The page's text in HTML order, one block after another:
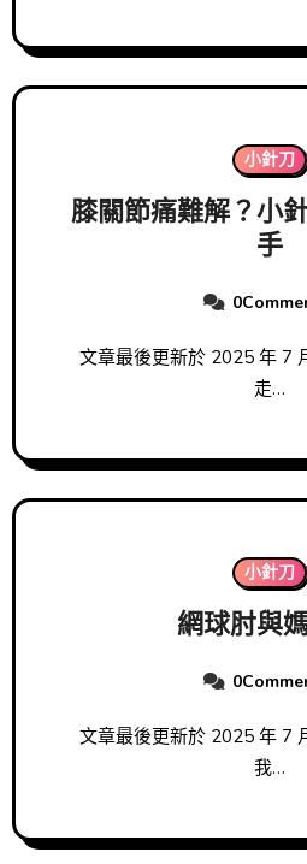
小針刀
膝關節痛難解？小
手
文章最後更新於 2025 年 7 月 10 日 膝蓋退化，
走…
小針刀
網球肘與
文章最後更新於 2025 年 7 月 10 日 在門診裡，
我…